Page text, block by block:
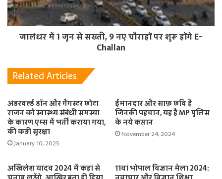
जालंधर में 1 जून से सख्ती, 9 नए चौराहों पर शुरू होंगे E-
Challan
Related Articles
अंडरवर्ल्ड डॉन और गैंगस्टर छोटा
राजन को स्वास्थ्य संबंधी समस्या
के कारण एम्स में भर्ती कराया गया,
की कड़ी सुरक्षा
January 10, 2025
ईमानदार और साफ़ छवि है
जिनकी पहचान, यह है MP पुलिस
के नये कप्तान
November 24, 2024
अखिलेश यादव 2024 में कहां से
11वां भोपाल विज्ञान मेला 2024: